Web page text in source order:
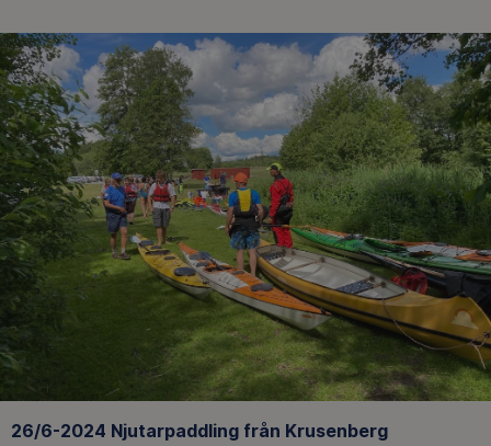
26/6-2024 Njutarpaddling från Krusenberg